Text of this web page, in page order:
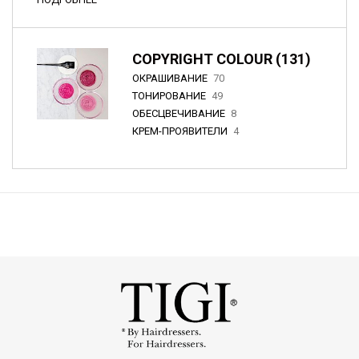
COPYRIGHT COLOUR (131)
ОКРАШИВАНИЕ 70
ТОНИРОВАНИЕ 49
ОБЕСЦВЕЧИВАНИЕ 8
КРЕМ-ПРОЯВИТЕЛИ 4